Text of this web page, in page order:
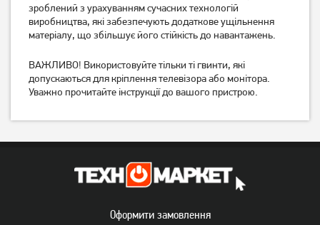
379грн 539грн
Кронштейн ITech PTRB-77 Кронштейн ITech PTRB44
зроблений з урахуванням сучасних технологій
виробництва, які забезпечують додаткове ущільнення
матеріалу, що збільшує його стійкість до навантажень.
ВАЖЛИВО! Використовуйте тільки ті гвинти, які
допускаються для кріплення телевізора або монітора.
Уважно прочитайте інструкції до вашого пристрою.
Оформити замовлення